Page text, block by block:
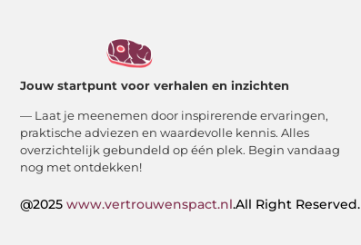
Jouw startpunt voor verhalen en inzichten
— Laat je meenemen door inspirerende ervaringen,
praktische adviezen en waardevolle kennis. Alles
overzichtelijk gebundeld op één plek. Begin vandaag
nog met ontdekken!
@2025 www.vertrouwenspact.nl.All Right Reserved.